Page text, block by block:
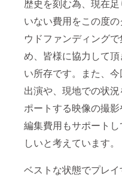
歴史を刻む為、現在足
いない費用をこの度の
ウドファンディング
め、皆様に協力して頂
い所存です。また、
出演や、現地での状況
ポートする映像の撮影
編集費用もサポートし
しいと考えています。
ベストな状態でプレイ